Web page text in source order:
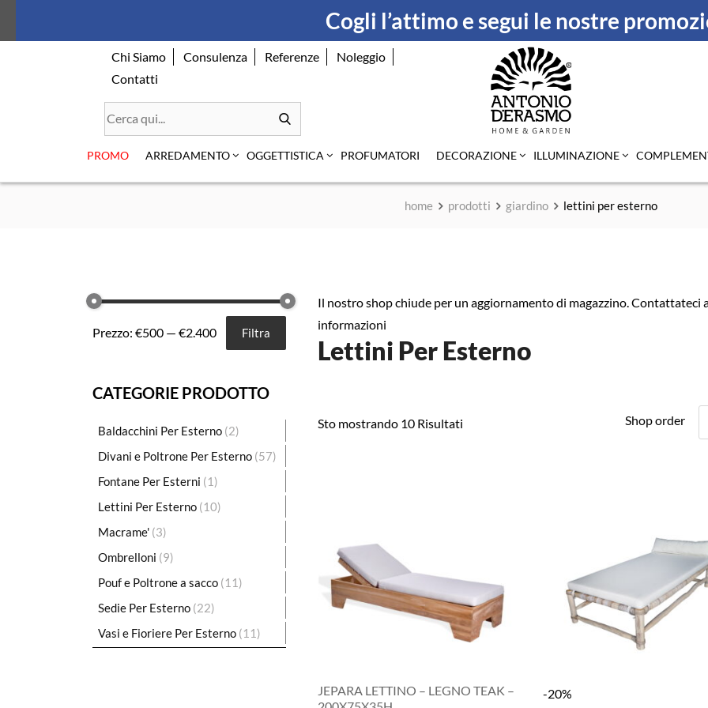
Cogli l’attimo e segui le nostre
Chi Siamo Consulenza Referenze
Noleggio
Contatti
PROMO ARREDAMENTO OGGETTISTICA PROFUMATORI DECORAZIONE ILLUMINAZIONE
home prodotti giardino lettini per esterno
Filtra
Prezzo: €500 — €2.400
CATEGORIE PRODOTTO
Baldacchini Per Esterno (2)
Divani e Poltrone Per Esterno (57)
Fontane Per Esterni (1)
Lettini Per Esterno (10)
Macrame' (3)
Ombrelloni (9)
Pouf e Poltrone a sacco (11)
Sedie Per Esterno (22)
Vasi e Fioriere Per Esterno (11)
Il nostro shop chiude per un aggiornamento di magazzino. Contattateci
informazioni
Lettini Per Esterno
Sto mostrando 10 Risultati Shop order
JEPARA LETTINO – LEGNO TEAK –
-20%